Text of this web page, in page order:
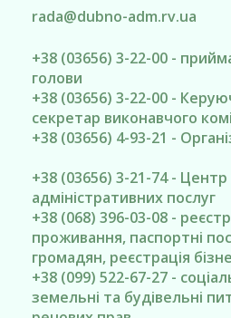
rada@dubno-adm.rv.ua
+38 (03656) 3-22-00 -
голови
+38 (03656) 3-22-00 -
секретар виконавчого
+38 (03656) 4-93-21 -
+38 (03656) 3-21-74 -
адміністративних послуг
+38 (068) 396-03-08 -
проживання, паспортні
громадян, реєстрація
+38 (099) 522-67-27 -
земельні та будівельні